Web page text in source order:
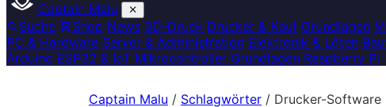
Captain Malu
Suche
Shop News 3D-Druck Drucker & Kauf Grundlagen
PC & Hardware Server & Administration Elektronik & Löten
Arduino ESP32 & IoT Mikrocontroller Grundlagen Raspberry Pi
Captain Malu / Schlagwörter / Drucker-Software